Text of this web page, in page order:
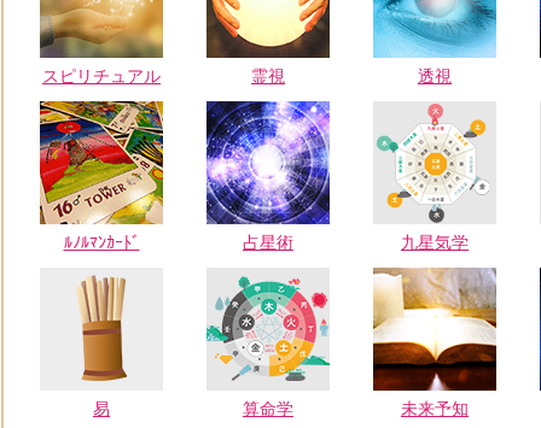
スピリチュアル 霊視 透視
ﾙﾉﾙﾏﾝｶｰﾄﾞ 占星術 九星気学
易 算命学 未来予知